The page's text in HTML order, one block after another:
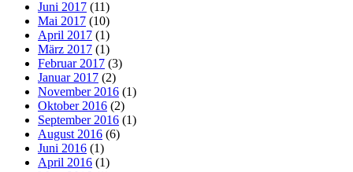
Juni 2017 (11)
Mai 2017 (10)
April 2017 (1)
März 2017 (1)
Februar 2017 (3)
Januar 2017 (2)
November 2016 (1)
Oktober 2016 (2)
September 2016 (1)
August 2016 (6)
Juni 2016 (1)
April 2016 (1)